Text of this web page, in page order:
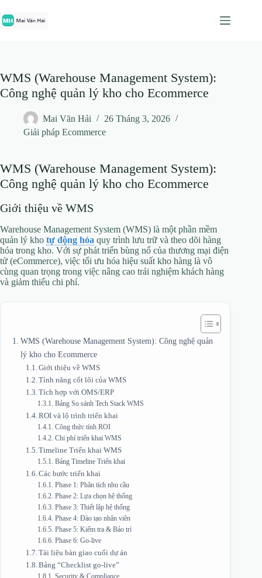
đến
phần
WMS (Warehouse Management System):
Công nghệ quản lý kho cho Ecommerce
Mai Văn Hải
26 Tháng 3, 2026
Giải pháp Ecommerce
WMS (Warehouse Management System):
Công nghệ quản lý kho cho Ecommerce
Giới thiệu về WMS
Warehouse Management System (WMS) là một phần mềm
quản lý kho tự động hóa quy trình lưu trữ và theo dõi hàng
hóa trong kho. Với sự phát triển bùng nổ của thương mại điện
tử (eCommerce), việc tối ưu hóa hiệu suất kho hàng là vô
cùng quan trọng trong việc nâng cao trải nghiệm khách hàng
và giảm thiểu chi phí.
WMS (Warehouse Management System): Công nghệ quản
lý kho cho Ecommerce
Giới thiệu về WMS
Tính năng cốt lõi của WMS
Tích hợp với OMS/ERP
Bảng So sánh Tech Stack WMS
ROI và lộ trình triển khai
Công thức tính ROI
Chi phí triển khai WMS
Timeline Triển khai WMS
Bảng Timeline Triển khai
Các bước triển khai
Phase 1: Phân tích nhu cầu
Phase 2: Lựa chọn hệ thống
Phase 3: Thiết lập hệ thống
Phase 4: Đào tạo nhân viên
Phase 5: Kiểm tra & Bảo trì
Phase 6: Go-live
Tài liệu bàn giao cuối dự án
Bảng “Checklist go-live”
Security & Compliance